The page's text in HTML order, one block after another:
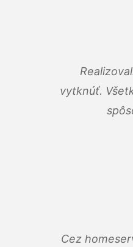
vytknúť.
Cez